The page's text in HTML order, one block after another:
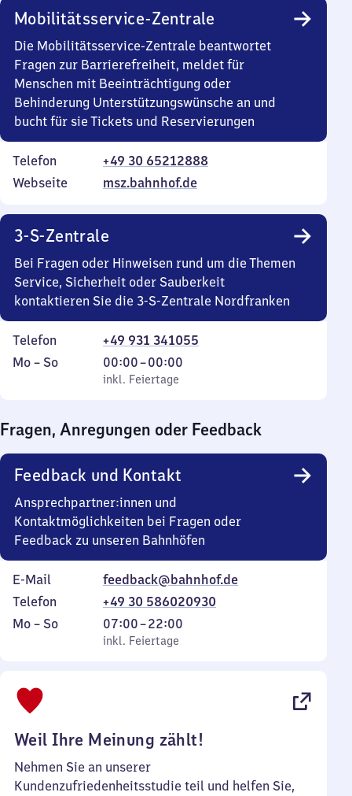
Mobilitätsservice-Zentrale
Die Mobilitätsservice-Zentrale beantwortet
Fragen zur Barrierefreiheit, meldet für
Menschen mit Beeinträchtigung oder
Behinderung Unterstützungswünsche an und
bucht für sie Tickets und Reservierungen
Telefon
+49 30 65212888
Webseite
msz.bahnhof.de
3-S-Zentrale
Bei Fragen oder Hinweisen rund um die Themen
Service, Sicherheit oder Sauberkeit
kontaktieren Sie die 3-S-Zentrale Nordfranken
Telefon
+49 931 341055
Montag
Mo – So,
inkl. Feiertage
00:00–00:00
Von
0
0
Uhr
inkl. Feiertage
Fragen, Anregungen oder Feedback
Feedback und Kontakt
Ansprechpartner:innen und
Kontaktmöglichkeiten bei Fragen oder
Feedback zu unseren Bahnhöfen
E-Mail
feedback@bahnhof.de
Telefon
+49 30 586020930
Montag
Mo – So,
inkl. Feiertage
07:00–22:00
Von
7
inkl. Feiertage
Weil Ihre Meinung zählt!
Nehmen Sie an unserer
Kundenzufriedenheitsstudie teil und helfen Sie,